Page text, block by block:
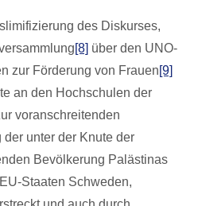
des Diskurses,
[8] über den UNO-
zur Förderung von Frauen[9]
an den Hochschulen der
voranschreitenden
unter der Knute der
Bevölkerung Palästinas
Staaten Schweden,